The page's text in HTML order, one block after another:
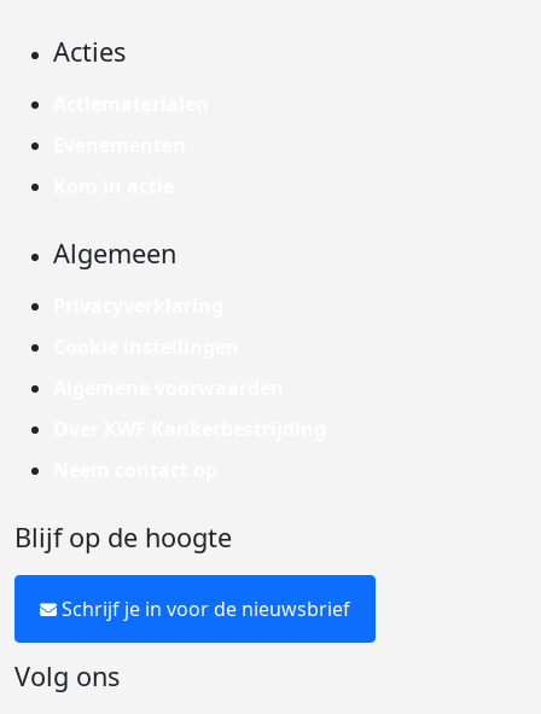
Acties
Algemeen
Blijf op de hoogte
Schrijf je in voor de nieuwsbrief
Volg ons